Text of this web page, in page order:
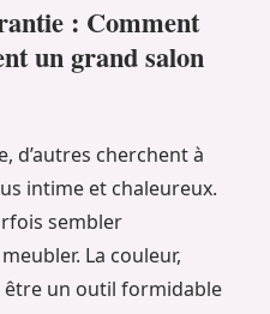
: Comment
un grand salon
d’autres cherchent à
intime et chaleureux.
sembler
La couleur,
être un outil formidable